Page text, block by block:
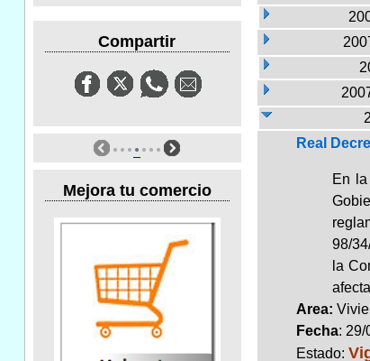
Compartir
Mejora tu comercio
Real
En
98/
la
Area:
Fecha: 29/
Estado: